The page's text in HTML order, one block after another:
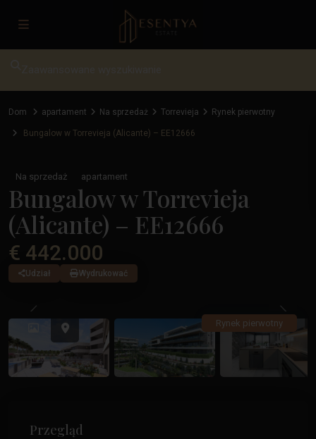
Dom apartament Na sprzedaż Torrevieja Rynek pierwotny
Bungalow w Torrevieja (Alicante) – EE12666
Na sprzedaż apartament
Bungalow w Torrevieja
(Alicante) – EE12666
€ 442.000
Udział Wydrukować
Rynek pierwotny
Poprzedni
Przegląd